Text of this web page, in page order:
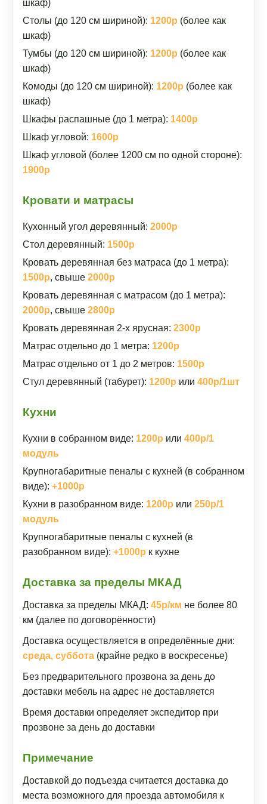
шкаф)
Столы (до 120 см шириной): 1200р (более как
шкаф)
Тумбы (до 120 см шириной): 1200р (более как
шкаф)
Комоды (до 120 см шириной): 1200р (более как
шкаф)
Шкафы распашные (до 1 метра): 1400р
Шкаф угловой: 1600р
Шкаф угловой (более 1200 см по одной стороне):
1900р
Кровати и матрасы
Кухонный угол деревянный: 2000р
Стол деревянный: 1500р
Кровать деревянная без матраса (до 1 метра):
1500р, свыше 2000р
Кровать деревянная с матрасом (до 1 метра):
2000р, свыше 2800р
Кровать деревянная 2-х ярусная: 2300р
Матрас отдельно до 1 метра: 1200р
Матрас отдельно от 1 до 2 метров: 1500р
Стул деревянный (табурет): 1200р или 400р/1шт
Кухни
Кухни в собранном виде: 1200р или 400р/1
модуль
Крупногабаритные пеналы с кухней (в собранном
виде): +1000р
Кухни в разобранном виде: 1200р или 250р/1
модуль
Крупногабаритные пеналы с кухней (в
разобранном виде): +1000р к кухне
Доставка за пределы МКАД
Доставка за пределы МКАД: 45р/км не более 80
км (далее по договорённости)
Доставка осуществляется в определённые дни:
среда, суббота (крайне редко в воскресенье)
Без предварительного прозвона за день до
доставки мебель на адрес не доставляется
Время доставки определяет экспедитор при
прозвоне за день до доставки
Примечание
Доставкой до подъезда считается доставка до
места возможного для проезда автомобиля к